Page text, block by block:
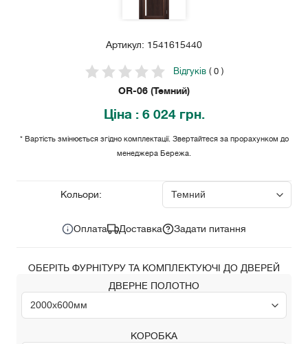
Артикул: 1541615440
Відгуків( 0 )
OR-06 (Темний)
Ціна : 6 024 грн.
* Вартість змінюється згідно комплектації. Звертайтеся за прорахунком до
менеджера Бережа.
Кольори:
Оплата Доставка Задати питання
ОБЕРІТЬ ФУРНІТУРУ ТА КОМПЛЕКТУЮЧІ ДО ДВЕРЕЙ
ДВЕРНЕ ПОЛОТНО
КОРОБКА